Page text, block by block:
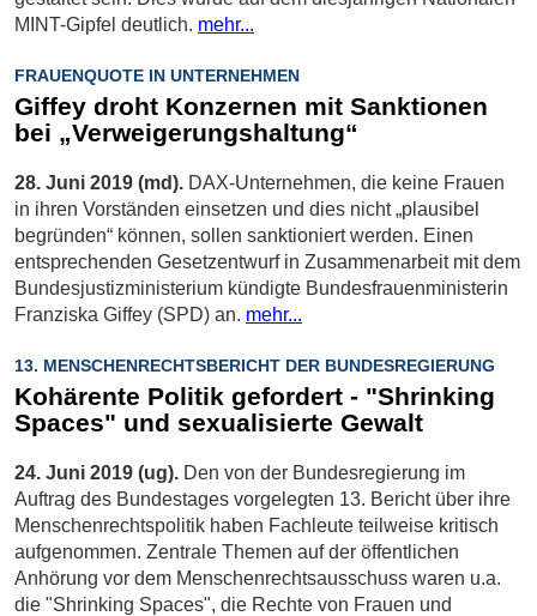
MINT-Gipfel deutlich. mehr...
FRAUENQUOTE IN UNTERNEHMEN
Giffey droht Konzernen mit Sanktionen
bei „Verweigerungshaltung“
28. Juni 2019 (md). DAX-Unternehmen, die keine Frauen
in ihren Vorständen einsetzen und dies nicht „plausibel
begründen“ können, sollen sanktioniert werden. Einen
entsprechenden Gesetzentwurf in Zusammenarbeit mit dem
Bundesjustizministerium kündigte Bundesfrauenministerin
Franziska Giffey (SPD) an. mehr...
13. MENSCHENRECHTSBERICHT DER BUNDESREGIERUNG
Kohärente Politik gefordert - "Shrinking
Spaces" und sexualisierte Gewalt
24. Juni 2019 (ug). Den von der Bundesregierung im
Auftrag des Bundestages vorgelegten 13. Bericht über ihre
Menschenrechtspolitik haben Fachleute teilweise kritisch
aufgenommen. Zentrale Themen auf der öffentlichen
Anhörung vor dem Menschenrechtsausschuss waren u.a.
die "Shrinking Spaces", die Rechte von Frauen und